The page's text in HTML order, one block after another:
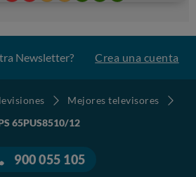
Newsletter? Crea una cuenta
Mejores televisores
65PUS8510/12
900 055 105